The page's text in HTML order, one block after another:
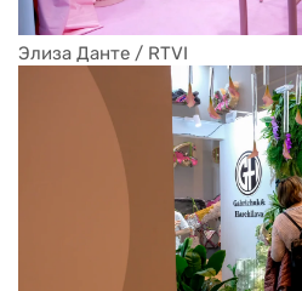
Элиза Данте / RTVI